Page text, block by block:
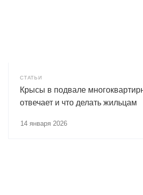
СТАТЬИ
Крысы в подвале
отвечает и что делать жильцам
14 января 2026